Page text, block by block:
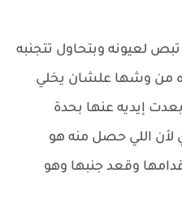
لعيونه وبتحاول تتجنبه
من وشها علشان يخلي
إيديه عنها بحدة
لأن اللي حصل منه هو
وقعد جنبها وهو